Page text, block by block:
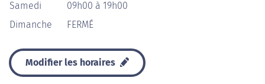
Samedi
09h00 à 19h00
Dimanche
FERMÉ
Modifier les horaires